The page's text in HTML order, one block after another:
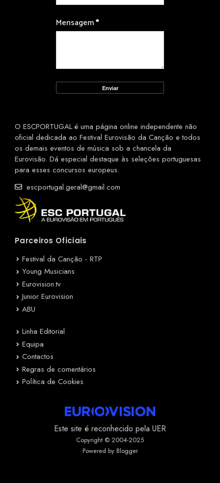
Mensagem*
O ESCPORTUGAL é uma página online independente não
oficial dedicada ao Festival Eurovisão da Canção e todos
os demais eventos de música sob a chancela da
Eurovisão. Dá especial destaque às seleções portuguesas
para esses concursos europeus.
escportugal.geral@gmail.com
Parceiros Oficiais
Festival da Canção - RTP
Young Musicians
Eurovision.tv
Junior Eurovision
ABU
Linha Editorial
Equipa
Contactos
Regras de comentários
Política de Cookies
Este site é reconhecido pela UER
Copyright © 2004-2025
Powered by Blogger